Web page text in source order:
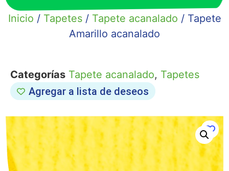
Inicio / Tapetes/ Tapete acanalado / Tapete
Amarillo acanalado
Categorías Tapete acanalado, Tapetes
Agregar a lista de deseos